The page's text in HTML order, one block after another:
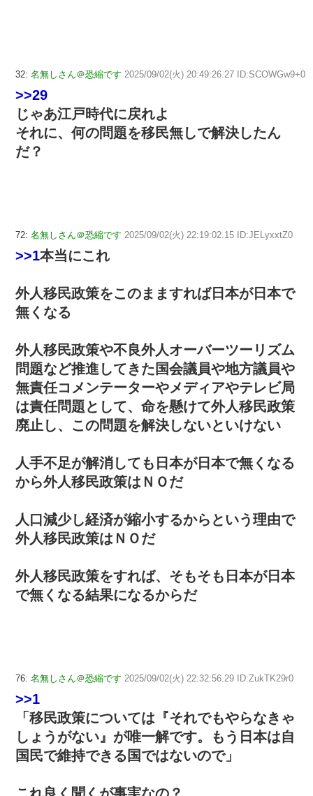
32: 名無しさん＠恐縮です 2025/09/02(火) 20:49:26.27 ID:SCOWGw9+0
>>29
じゃあ江戸時代に戻れよ
それに、何の問題を移民無しで解決したん
だ？
72: 名無しさん＠恐縮です 2025/09/02(火) 22:19:02.15 ID:JELyxxtZ0
>>1本当にこれ
外人移民政策をこのまますれば日本が日本で
無くなる
外人移民政策や不良外人オーバーツーリズム
問題など推進してきた国会議員や地方議員や
無責任コメンテーターやメディアやテレビ局
は責任問題として、命を懸けて外人移民政策
廃止し、この問題を解決しないといけない
人手不足が解消しても日本が日本で無くなる
から外人移民政策はＮＯだ
人口減少し経済が縮小するからという理由で
外人移民政策はＮＯだ
外人移民政策をすれば、そもそも日本が日本
で無くなる結果になるからだ
76: 名無しさん＠恐縮です 2025/09/02(火) 22:32:56.29 ID:ZukTK29r0
>>1
「移民政策については『それでもやらなきゃ
しょうがない』が唯一解です。もう日本は自
国民で維持できる国ではないので」
これ良く聞くが事実なの？